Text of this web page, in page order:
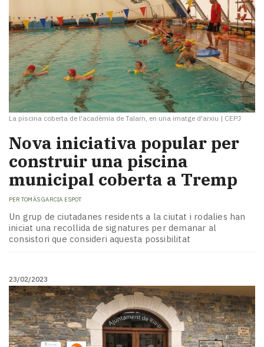
La piscina coberta de l'acadèmia de Talarn, en una imatge d'arxiu | CEPJ
Nova iniciativa popular per
construir una piscina
municipal coberta a Tremp
PER TOMÀS GARCIA ESPOT
Un grup de ciutadanes residents a la ciutat i rodalies han
iniciat una recollida de signatures per demanar al
consistori que consideri aquesta possibilitat
23/02/2023